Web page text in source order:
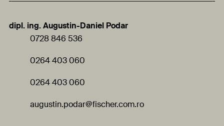
dipl. ing. Augustin-Daniel Podar
0728 846 536
0264 403 060
0264 403 060
augustin.podar@fischer.com.ro